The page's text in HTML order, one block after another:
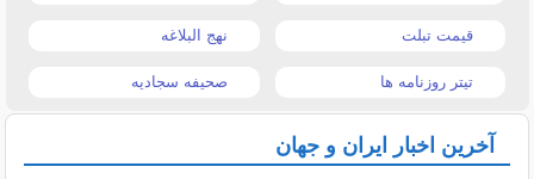
قیمت تبلت نهج البلاغه
تیتر روزنامه ها صحیفه سجادیه
آخرین اخبار ایران و جهان